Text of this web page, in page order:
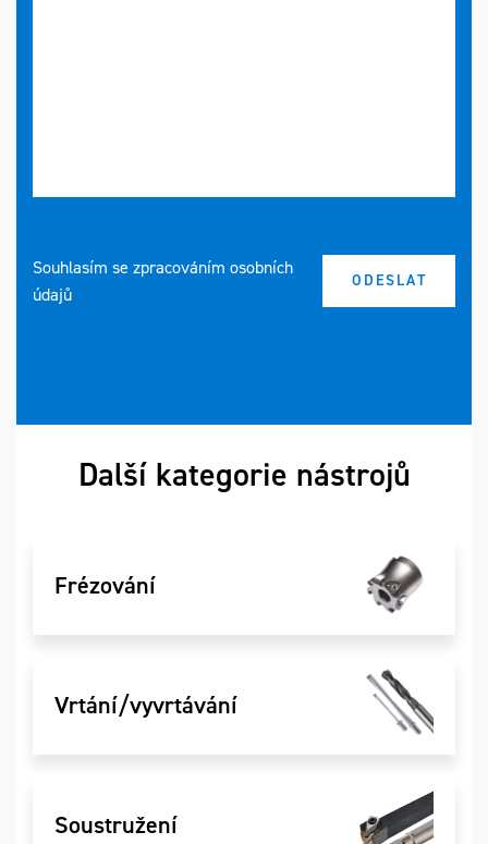
Souhlasím se zpracováním osobních
údajů
Další kategorie nástrojů
Frézování
Vrtání/vyvrtávání
Soustružení